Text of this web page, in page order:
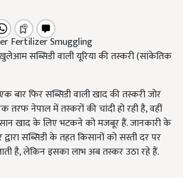
सब्सिडी वाली यूरिया की तस्करी (सांकेतिक
बार फिर सब्सिडी वाली खाद की तस्करी जोर
नेपाल में तस्करों की चांदी हो रही है, वहीं
खाद के लिए भटकने को मजबूर हैं. जानकारी के
सब्सिडी के तहत किसानों को सस्ती दर पर
है, लेकिन इसका लाभ अब तस्कर उठा रहे हैं.